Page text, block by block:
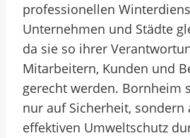
professionellen
Unternehmen und Städte
da sie so ihrer
Mitarbeitern, Kunden und
gerecht werden. Bornheim
nur auf Sicherheit, sondern
effektiven Umweltschutz